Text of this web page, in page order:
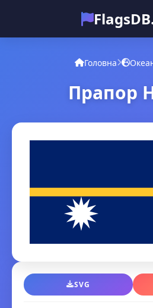
Головна
Головна
Прапор
SVG